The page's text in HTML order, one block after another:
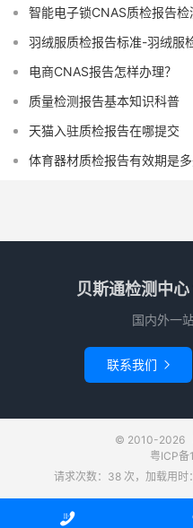
智能电子锁CNAS质检报告检
羽绒服质检报告标准-羽绒服
电商CNAS报告怎样办理？
质量检测报告基本知识科普
天猫入驻质检报告在哪提交
体育器材质检报告有效期是多
贝斯通检测中
国内外一
联系我们 
© 2010-2026
粤ICP
请求次数：38 次，加载用
